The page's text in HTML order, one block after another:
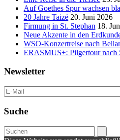
Auf Goethes Spur wachsen
20 Jahre Taizé 20. Juni 2026
Firmung in St. Stephan 18.
Neue Akzente in den
WSO-Konzertreise nach
ERASMUS+: Pilgertour nach
Newsletter
Suche